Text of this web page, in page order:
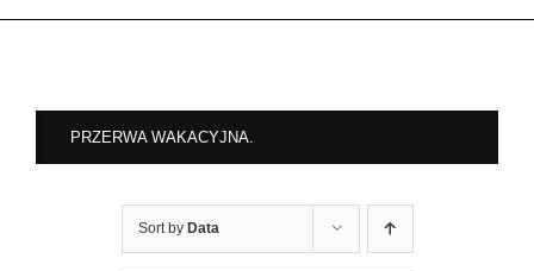
PRZERWA WAKACYJNA.
Sort by Data